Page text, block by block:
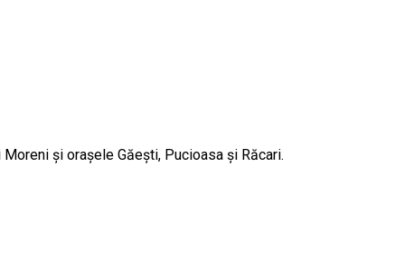
şi oraşele Găeşti, Pucioasa şi Răcari.